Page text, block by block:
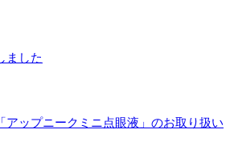
ました
アップニークミニ点眼液」のお取り扱い